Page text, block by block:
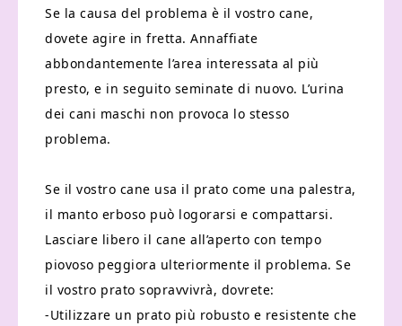
Se la causa del problema è il vostro cane,
dovete agire in fretta. Annaffiate
abbondantemente l’area interessata al più
presto, e in seguito seminate di nuovo. L’urina
dei cani maschi non provoca lo stesso
problema.
Se il vostro cane usa il prato come una palestra,
il manto erboso può logorarsi e compattarsi.
Lasciare libero il cane all’aperto con tempo
piovoso peggiora ulteriormente il problema. Se
il vostro prato sopravvivrà, dovrete:
-Utilizzare un prato più robusto e resistente che